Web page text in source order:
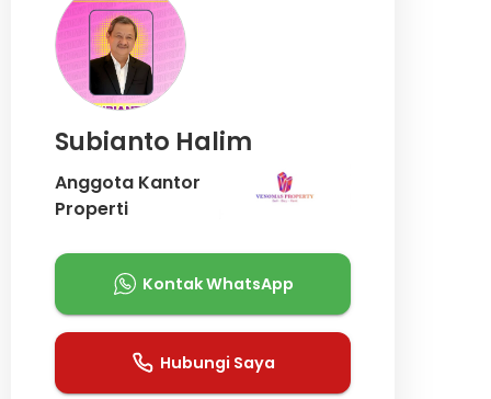
Subianto Halim
Anggota Kantor
Properti
Kontak WhatsApp
Hubungi Saya